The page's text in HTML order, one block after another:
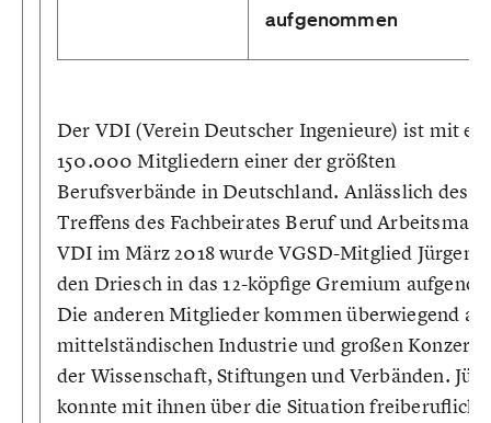
aufgenommen
Der VDI (Verein Deutscher Ingenieure) ist mit
150.000 Mitgliedern einer der größten
Berufsverbände in Deutschland. Anlässlich des
Treffens des Fachbeirates Beruf und
VDI im März 2018 wurde VGSD-Mitglied Jürgen
den Driesch in das 12-köpfige Gremium
Die anderen Mitglieder kommen überwiegend
mittelständischen Industrie und großen
der Wissenschaft, Stiftungen und Verbänden.
konnte mit ihnen über die Situation freiberuflich